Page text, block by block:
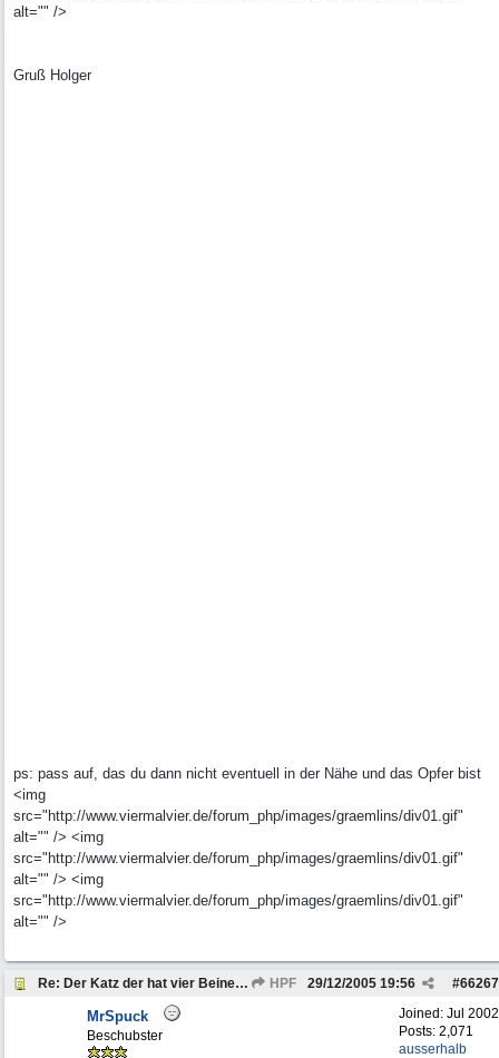
alt="" />
Gruß Holger
ps: pass auf, das du dann nicht eventuell in der Nähe und das Opfer bist
<img
src="http://www.viermalvier.de/forum_php/images/graemlins/div01.gif"
alt="" /> <img
src="http://www.viermalvier.de/forum_php/images/graemlins/div01.gif"
alt="" /> <img
src="http://www.viermalvier.de/forum_php/images/graemlins/div01.gif"
alt="" />
Re: Der Katz der hat vier Beine . . . HPF #66267
29/12/2005 19:56
Joined: Jul 2002
Posts: 2,071
ausserhalb
MrSpuck
Beschubster